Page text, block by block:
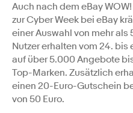
Auch nach dem eBay
zur Cyber Week bei eBay
einer Auswahl von mehr als
Nutzer erhalten vom 24.
auf über 5.000 Angebote
Top-Marken. Zusätzlich
einen 20-Euro-Gutschein
von 50 Euro.